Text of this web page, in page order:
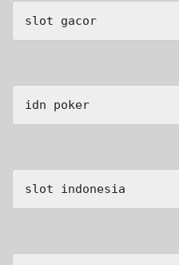
slot gacor
idn poker
slot indonesia